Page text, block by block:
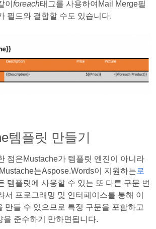
이 foreach태그를 사용하여Mail Merge필
필드와 결합할 수도 있습니다.
템플릿 만들기
점은Mustache가 템플릿 엔진이 아니라
는Aspose.Words이 지원하는 로
템플릿에 사용할 수 있는 또 다른 구문 변
서 프로그래밍 및 인터페이스를 통해 이
만들 수 있으므로 특정 구문을 포함하고
을 준수하기 만하면됩니다.